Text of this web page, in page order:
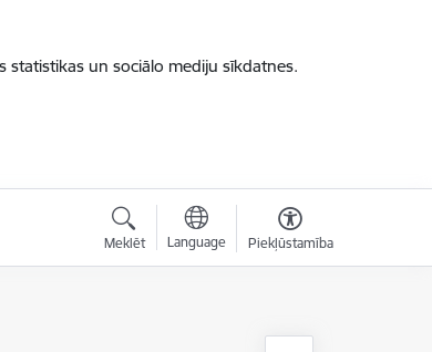
statistikas un sociālo mediju sīkdatnes.
Meklēt Language Piekļūstamība